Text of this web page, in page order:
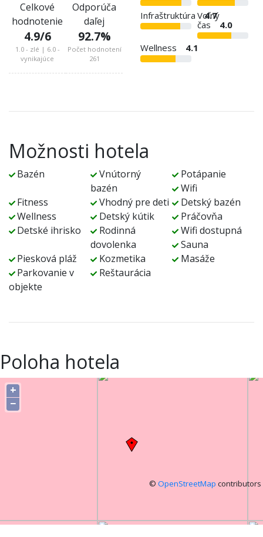
Celkové
hodnotenie
4.9/6
1.0 - zlé | 6.0 -
vynikajúce
Odporúča
daľej
92.7%
Počet hodnotení
261
Infraštruktúra
4.7
Voľný
čas
4.0
Wellness
4.1
Možnosti hotela
Bazén
Vnútorný
bazén
Potápanie
Wifi
Fitness
Vhodný pre deti
Detský bazén
Wellness
Detský kútik
Práčovňa
Detské ihrisko
Rodinná
dovolenka
Wifi dostupná
Sauna
Piesková pláž
Kozmetika
Masáže
Parkovanie v
objekte
Reštaurácia
Poloha hotela
+
−
© OpenStreetMap contributors